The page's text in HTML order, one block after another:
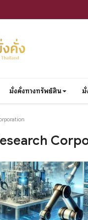
มั่งคั่งทางทรัพย์สิน มั่